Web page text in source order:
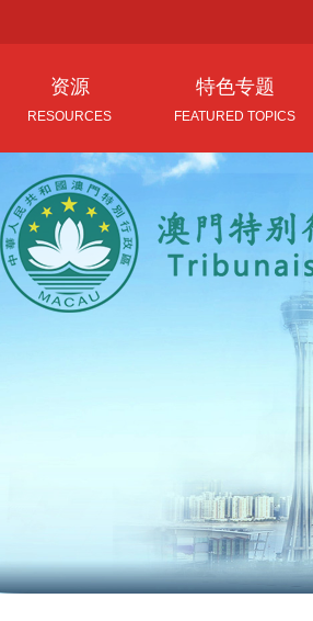
资源
RESOURCES
中国法律文献库
外文法律文献库
数据库综合资源
音视频专区
特色专题
FEATURED TOPICS
司法解释理解与适用库
中国审判指导丛书库
法律文书格式及说理库
全国法院学术论文集库
破产精品法律图书库
判解研究库
民法典精品图书库
法院年鉴库
人民法院案例选库